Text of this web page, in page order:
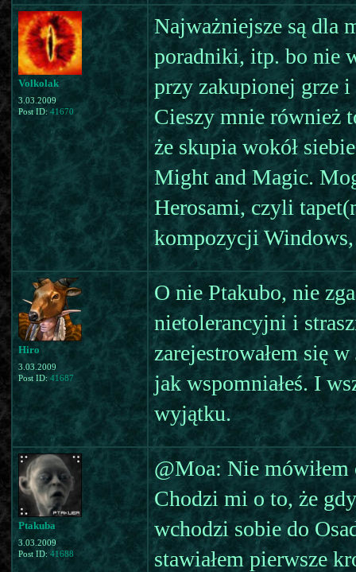
Volkolak
3.03.2009
Post ID: 41670
Najważniejsze są dla
poradniki, itp. bo nie
przy zakupionej grze
Cieszy mnie również
że skupia wokół
Might and Magic.
Herosami, czyli
kompozycji
Hiro
3.03.2009
Post ID: 41687
O nie Ptakubo, nie
nietolerancyjni i
zarejestrowałem się
jak wspomniałeś. I
wyjątku.
Ptakuba
3.03.2009
Post ID:41688
@Moa: Nie mówiłem
Chodzi mi o to, że
wchodzi sobie do
stawiałem pierwsze